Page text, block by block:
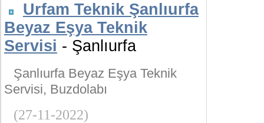
Urfam Teknik Şanlıurfa
Beyaz Eşya Teknik
Servisi - Şanlıurfa
Şanlıurfa Beyaz Eşya Teknik
Servisi, Buzdolabı
(27-11-2022)